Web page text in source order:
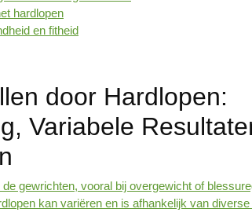
hardlopen
en fitheid
door Hardlopen:
Variabele
gewrichten, vooral bij overgewicht of
kan variëren en is afhankelijk van